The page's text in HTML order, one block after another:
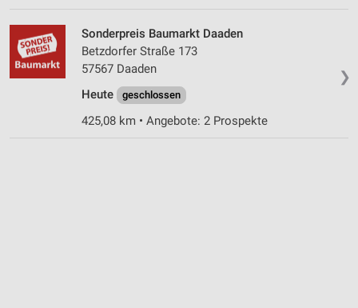
❯
Sonderpreis Baumarkt Daaden
Betzdorfer Straße 173
57567 Daaden
Heute
geschlossen
425,08 km • Angebote: 2 Prospekte